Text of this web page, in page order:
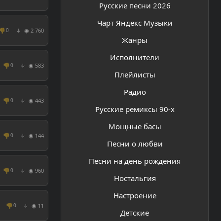
Русские песни 2026
Чарт Яндекс Музыки
Жанры
Исполнители
Плейлисты
Радио
Русские ремиксы 90-х
Мощные басы
Песни о любви
Песни на день рождения
Ностальгия
Настроение
Детские
0 ↓ ◉ 2 760
👎 0 ↓ ◉ 583
👎 0 ↓ ◉ 443
👎 0 ↓ ◉ 144
👎 0 ↓ ◉ 960
👎 0 ↓ ◉ 11